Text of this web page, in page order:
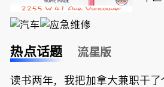
热点话题 流星版
读书两年，我把加拿大兼职干